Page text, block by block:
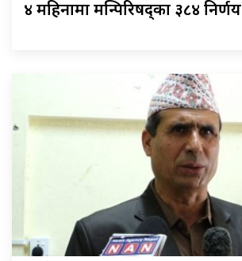
४ महिनामा मन्त्रिपरिषद्का ३८४ निर्णय